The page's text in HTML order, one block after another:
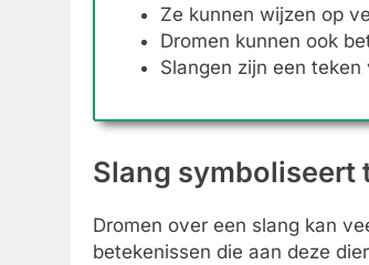
Ze kunnen wijzen op
Dromen kunnen ook
Slangen zijn een
Slang symboliseert
Dromen over een slang kan
betekenissen die aan deze